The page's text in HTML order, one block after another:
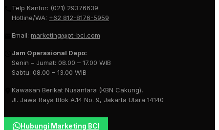
Telp Kantor: (021) 29376639
Hotline/WA: +62 812-8176-5959
Email: marketing@pt-bci.com
Jam Operasional Depo:
Senin – Jumat: 08.00 – 17.00 WIB
Sabtu: 08.00 – 13.00 WIB
Kawasan Berikat Nusantara (KBN Cakung),
Jl. Jawa Raya Blok A.14 No. 9, Jakarta Utara 14140
Hubungi Marketing BCI